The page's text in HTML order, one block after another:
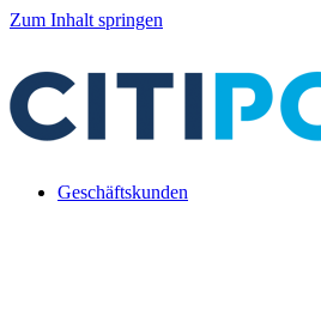
Zum Inhalt springen
Geschäftskunden